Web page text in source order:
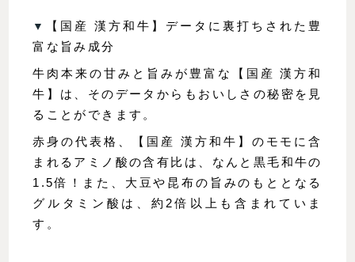
▼
【国産 漢方和牛】データに裏打ちされた豊
富な旨み成分
牛肉本来の甘みと旨みが豊富な【国産 漢方和
牛】は、そのデータからもおいしさの秘密を見
ることができます。
赤身の代表格、【国産 漢方和牛】のモモに含
まれるアミノ酸の含有比は、なんと黒毛和牛の
1.5倍！また、大豆や昆布の旨みのもととなる
グルタミン酸は、約2倍以上も含まれていま
す。